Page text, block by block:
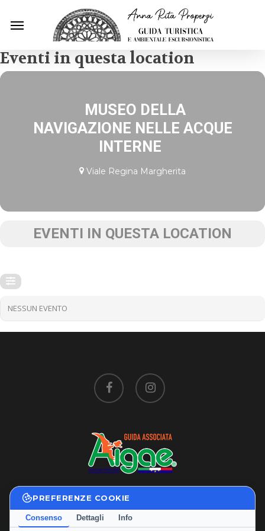
PREFERENZE COOKIE
Consenso Dettagli Info
content
Menu
Eventi in questa location
MUSEO DELLA
NAVIGAZIONE NELLE ACQUE
INTERNE
Viale Regina Margherita
EVENTI IN QUESTA LOCATION
NESSUN EVENTO
facebook instagram
Termini e Condizioni